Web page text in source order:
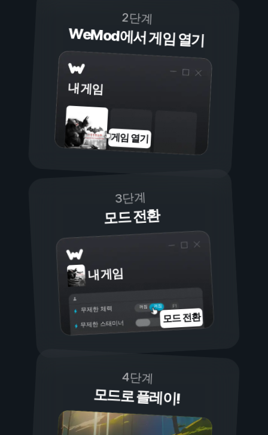
2단계
WeMod에서 게임 열기
내 게임
게임 열기
3단계
모드 전환
내 게임
켜짐
꺼짐
무제한 체력
무제한 스태미너 모드 전환
4단계
모드로 플레이!